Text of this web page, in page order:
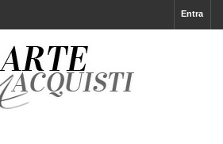
Entra